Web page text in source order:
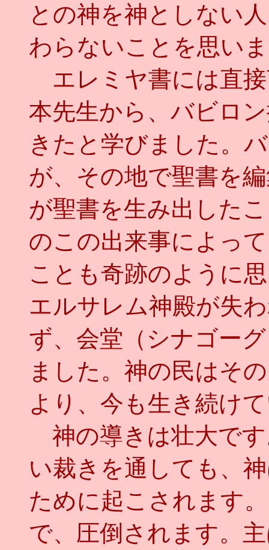
との神を神としない
わらないことを思い
エレミヤ書には直
本先生から、バビロ
きたと学びました。
が、その地で聖書を
が聖書を生み出した
のこの出来事によっ
ことも奇跡のように
エルサレム神殿が失
ず、会堂（シナゴー
ました。神の民はそ
より、今も生き続け
神の導きは壮大で
い裁きを通しても、
ために起こされます
で、圧倒されます。